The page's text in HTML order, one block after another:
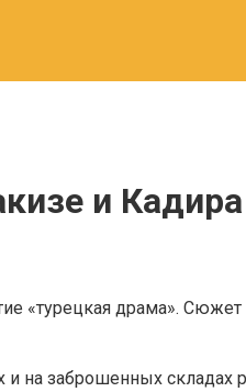
и Кадира
«турецкая драма». Сюжет
и на заброшенных складах